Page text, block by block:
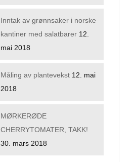
Inntak av grønnsaker i norske
kantiner med salatbarer 12.
mai 2018
Måling av plantevekst 12. mai
2018
MØRKERØDE
CHERRYTOMATER, TAKK!
30. mars 2018